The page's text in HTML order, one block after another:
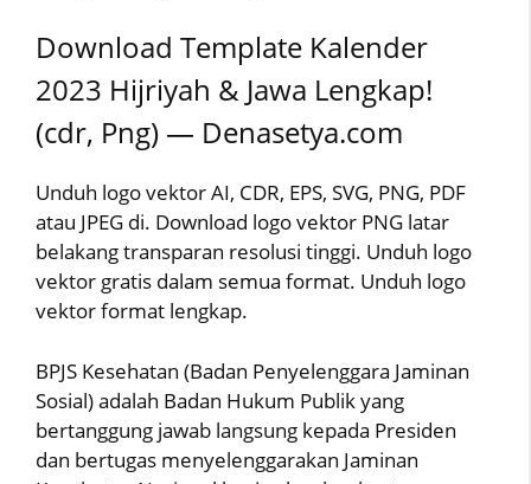
Download Template Kalender
2023 Hijriyah & Jawa Lengkap!
(cdr, Png) — Denasetya.com
Unduh logo vektor AI, CDR, EPS, SVG, PNG, PDF
atau JPEG di. Download logo vektor PNG latar
belakang transparan resolusi tinggi. Unduh logo
vektor gratis dalam semua format. Unduh logo
vektor format lengkap.
BPJS Kesehatan (Badan Penyelenggara Jaminan
Sosial) adalah Badan Hukum Publik yang
bertanggung jawab langsung kepada Presiden
dan bertugas menyelenggarakan Jaminan